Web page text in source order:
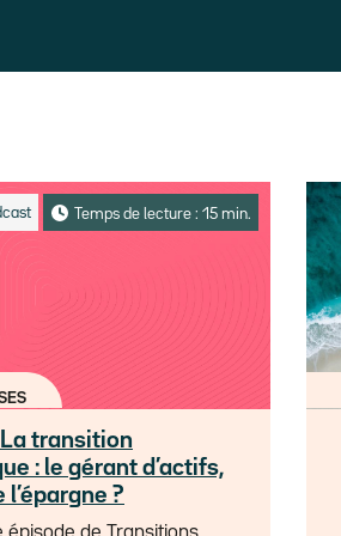
Temps de lecture : 15 min.
transition
: le gérant d’actifs,
?